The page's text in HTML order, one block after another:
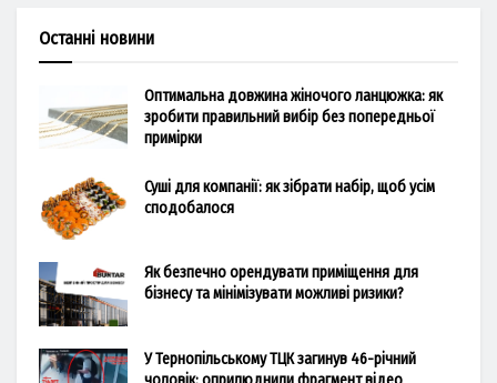
Останні новини
Оптимальна довжина жіночого ланцюжка: як
зробити правильний вибір без попередньої
примірки
Суші для компанії: як зібрати набір, щоб усім
сподобалося
Як безпечно орендувати приміщення для
бізнесу та мінімізувати можливі ризики?
У Тернопільському ТЦК загинув 46-річний